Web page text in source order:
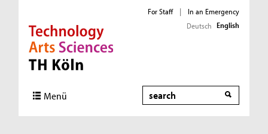
Direkt zur Hauptnavigation
Direkt zur Subnavigation
Direkt zum Inhalt
Direkt zum Fußbereich
For Staff |
In an Emergency
Deutsch English
Menü Search